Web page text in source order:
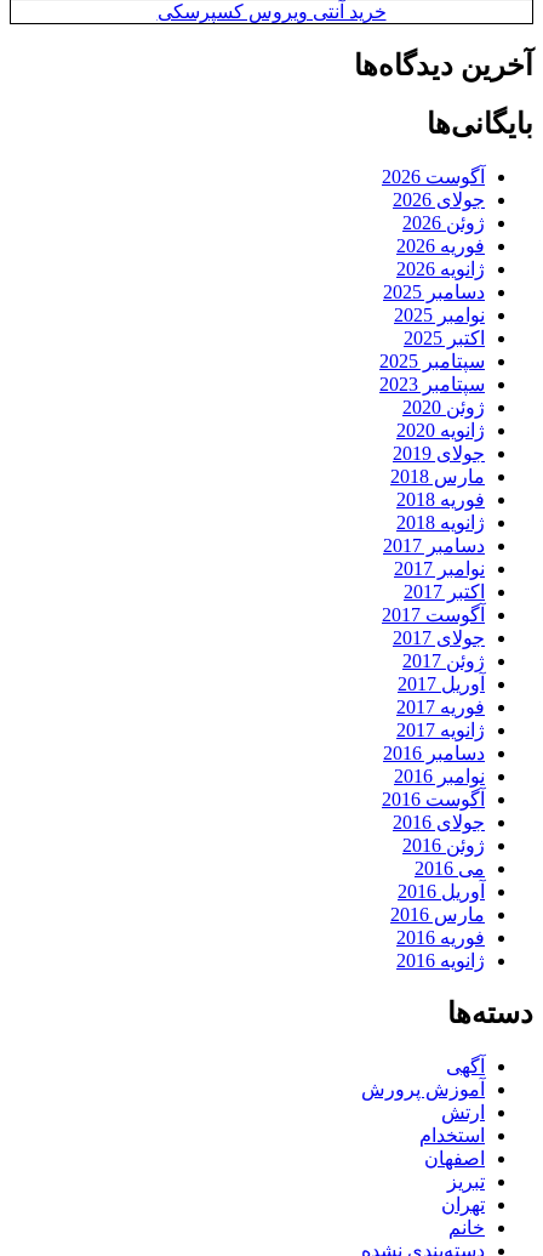
خرید آنتی ویروس کسپرسکی
آخرین دیدگاه‌ها
بایگانی‌ها
آگوست 2026
جولای 2026
ژوئن 2026
فوریه 2026
ژانویه 2026
دسامبر 2025
نوامبر 2025
اکتبر 2025
سپتامبر 2025
سپتامبر 2023
ژوئن 2020
ژانویه 2020
جولای 2019
مارس 2018
فوریه 2018
ژانویه 2018
دسامبر 2017
نوامبر 2017
اکتبر 2017
آگوست 2017
جولای 2017
ژوئن 2017
آوریل 2017
فوریه 2017
ژانویه 2017
دسامبر 2016
نوامبر 2016
آگوست 2016
جولای 2016
ژوئن 2016
می 2016
آوریل 2016
مارس 2016
فوریه 2016
ژانویه 2016
دسته‌ها
آگهی
آموزش پرورش
ارتش
استخدام
اصفهان
تبریز
تهران
خانم
دسته‌بندی نشده